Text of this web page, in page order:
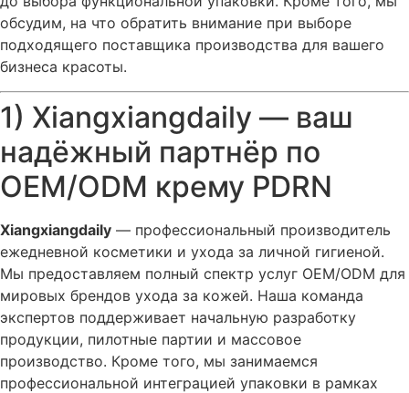
обсудим, на что обратить внимание при выборе
подходящего поставщика производства для вашего
бизнеса красоты.
1) Xiangxiangdaily — ваш
надёжный партнёр по
OEM/ODM крему PDRN
Xiangxiangdaily — профессиональный производитель
ежедневной косметики и ухода за личной гигиеной.
Мы предоставляем полный спектр услуг OEM/ODM для
мировых брендов ухода за кожей. Наша команда
экспертов поддерживает начальную разработку
продукции, пилотные партии и массовое
производство. Кроме того, мы занимаемся
профессиональной интеграцией упаковки в рамках